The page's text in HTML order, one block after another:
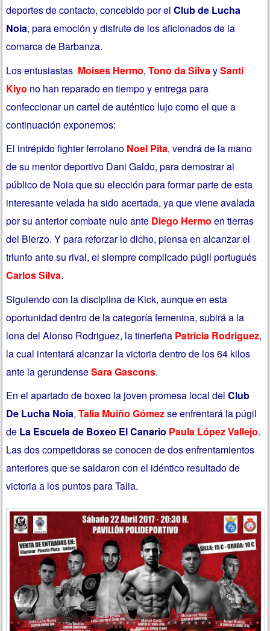
deportes de contacto, concebido por elClub de Lucha
Noia, para emoción y disfrute de los aficionados de la
comarca de Barbanza.
Los entusiastas Moises Hermo,Tono da Silva ySanti
Kiyo no han reparado en tiempo y entrega para
confeccionar un cartel de auténtico lujo como el que a
continuación exponemos:
El intrépido fighter ferrolano Noel Pita, vendrá de la mano
de su mentor deportivo Dani Galdo, para demostrar al
público de Noia que su elección para formar parte de esta
interesante velada ha sido acertada, ya que viene avalada
por su anterior combate nulo ante Diego Hermo en tierras
del Bierzo. Y para reforzar lo dicho, piensa en alcanzar el
triunfo ante su rival, el siempre complicado púgil portugués
Carlos Silva.
Siguiendo con la disciplina de Kick, aunque en esta
oportunidad dentro de la categoría femenina, subirá a la
lona del Alonso Rodriguez, la tinerfeña Patricia Rodriguez,
la cual intentará alcanzar la victoria dentro de los 64 kilos
ante la gerundenseSara Gascons.
En el apartado de boxeo la joven promesa local delClub
De Lucha Noia,Talia Muiño Gómezse enfrentará la púgil
de La Escuela de Boxeo El Canario Paula López Vallejo.
Las dos competidoras se conocen de dos enfrentamientos
anteriores que se saldaron con el idéntico resultado de
victoria a los puntos para Talia.